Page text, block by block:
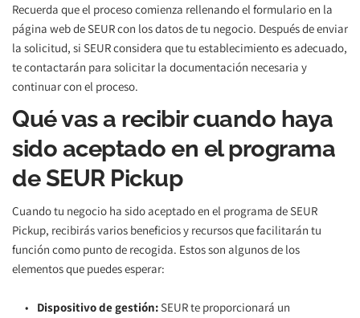
Recuerda que el proceso comienza rellenando el formulario en la
página web de SEUR con los datos de tu negocio. Después de enviar
la solicitud, si SEUR considera que tu establecimiento es adecuado,
te contactarán para solicitar la documentación necesaria y
continuar con el proceso.
Qué vas a recibir cuando haya
sido aceptado en el programa
de SEUR Pickup
Cuando tu negocio ha sido aceptado en el programa de SEUR
Pickup, recibirás varios beneficios y recursos que facilitarán tu
función como punto de recogida. Estos son algunos de los
elementos que puedes esperar:
Dispositivo de gestión: SEUR te proporcionará un